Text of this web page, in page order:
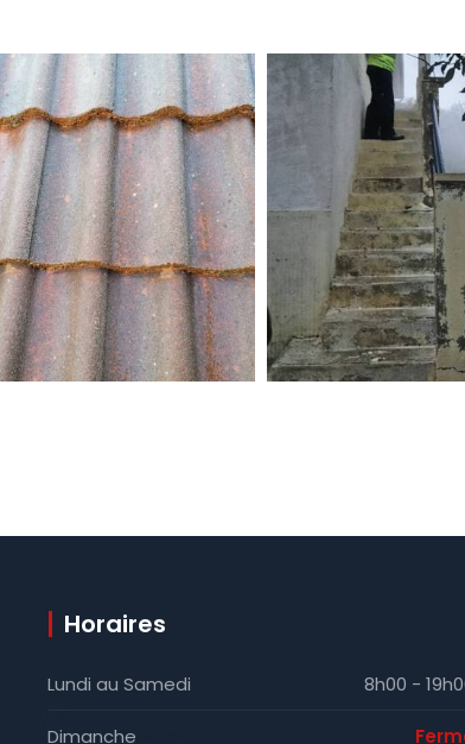
Horaires
Lundi au Samedi 8h00 -
Dimanche